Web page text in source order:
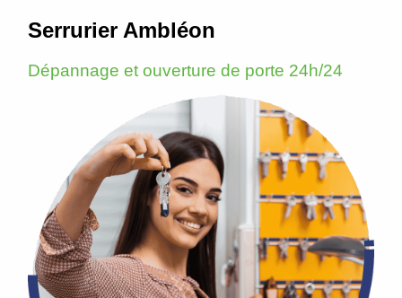
Serrurier Ambléon
Dépannage et ouverture de porte 24h/24